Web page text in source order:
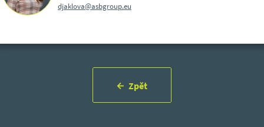
djaklova@asbgroup.eu
Zpět